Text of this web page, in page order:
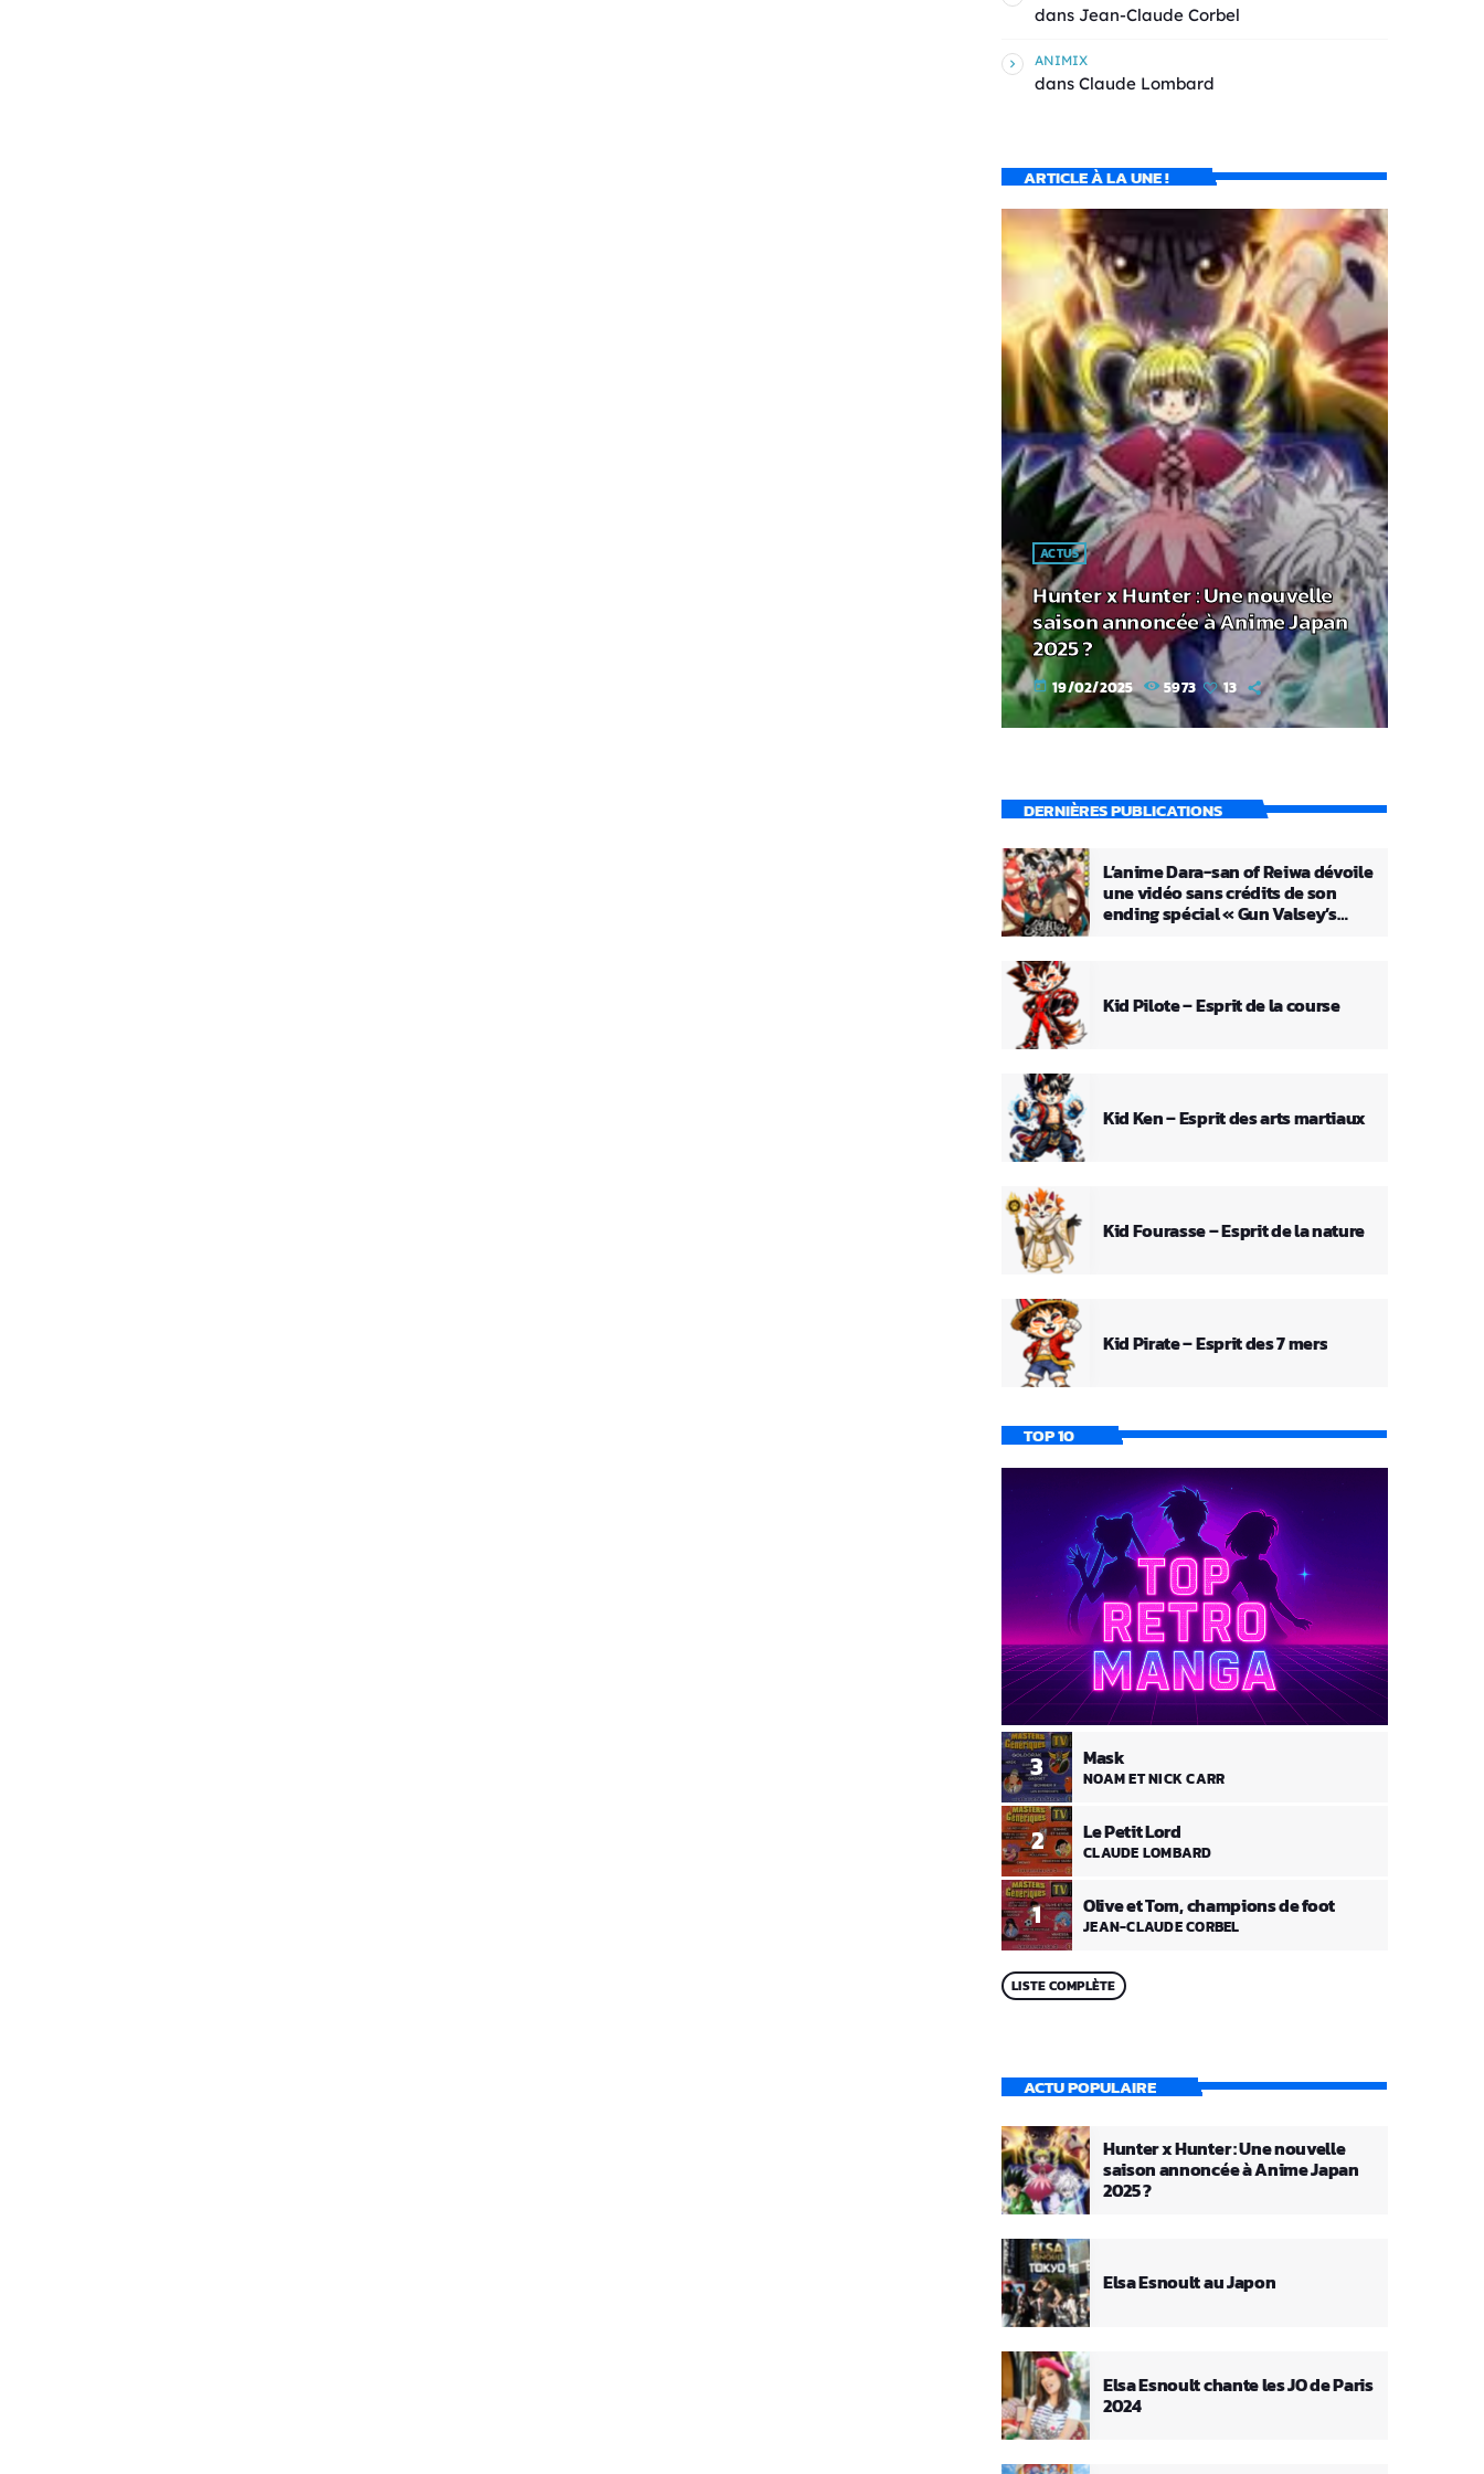
dans Jean-Claude Corbel
ANIMIX
dans Claude Lombard
ARTICLE À LA UNE !
ACTUS
Hunter x Hunter : Une nouvelle
saison annoncée à Anime Japan
2025 ?
today 19/02/2025 5973 13
DERNIÈRES PUBLICATIONS
L’anime Dara-san of Reiwa dévoile
une vidéo sans crédits de son
ending spécial « Gun Valsey’s
Kid Pilote – Esprit de la course
Kid Ken – Esprit des arts martiaux
Kid Fourasse – Esprit de la nature
Kid Pirate – Esprit des 7 mers
TOP 10
1 Olive et Tom, champions de foot
JEAN-CLAUDE CORBEL
2 Le Petit Lord
CLAUDE LOMBARD
3 Mask
NOAM ET NICK CARR
LISTE COMPLÈTE
ACTU POPULAIRE
Hunter x Hunter : Une nouvelle
saison annoncée à Anime Japan
2025 ?
Elsa Esnoult au Japon
Elsa Esnoult chante les JO de Paris
2024